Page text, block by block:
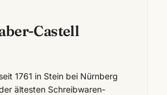
Castell
1761 in Stein bei Nürnberg
ältesten Schreibwaren-